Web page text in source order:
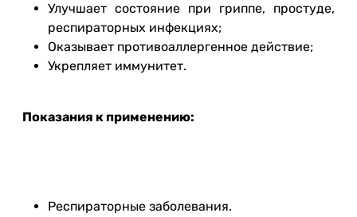
Улучшает состояние при гриппе, простуде,
респираторных инфекциях;
Оказывает противоаллергенное действие;
Укрепляет иммунитет.
Показания к применению:
Респираторные заболевания.